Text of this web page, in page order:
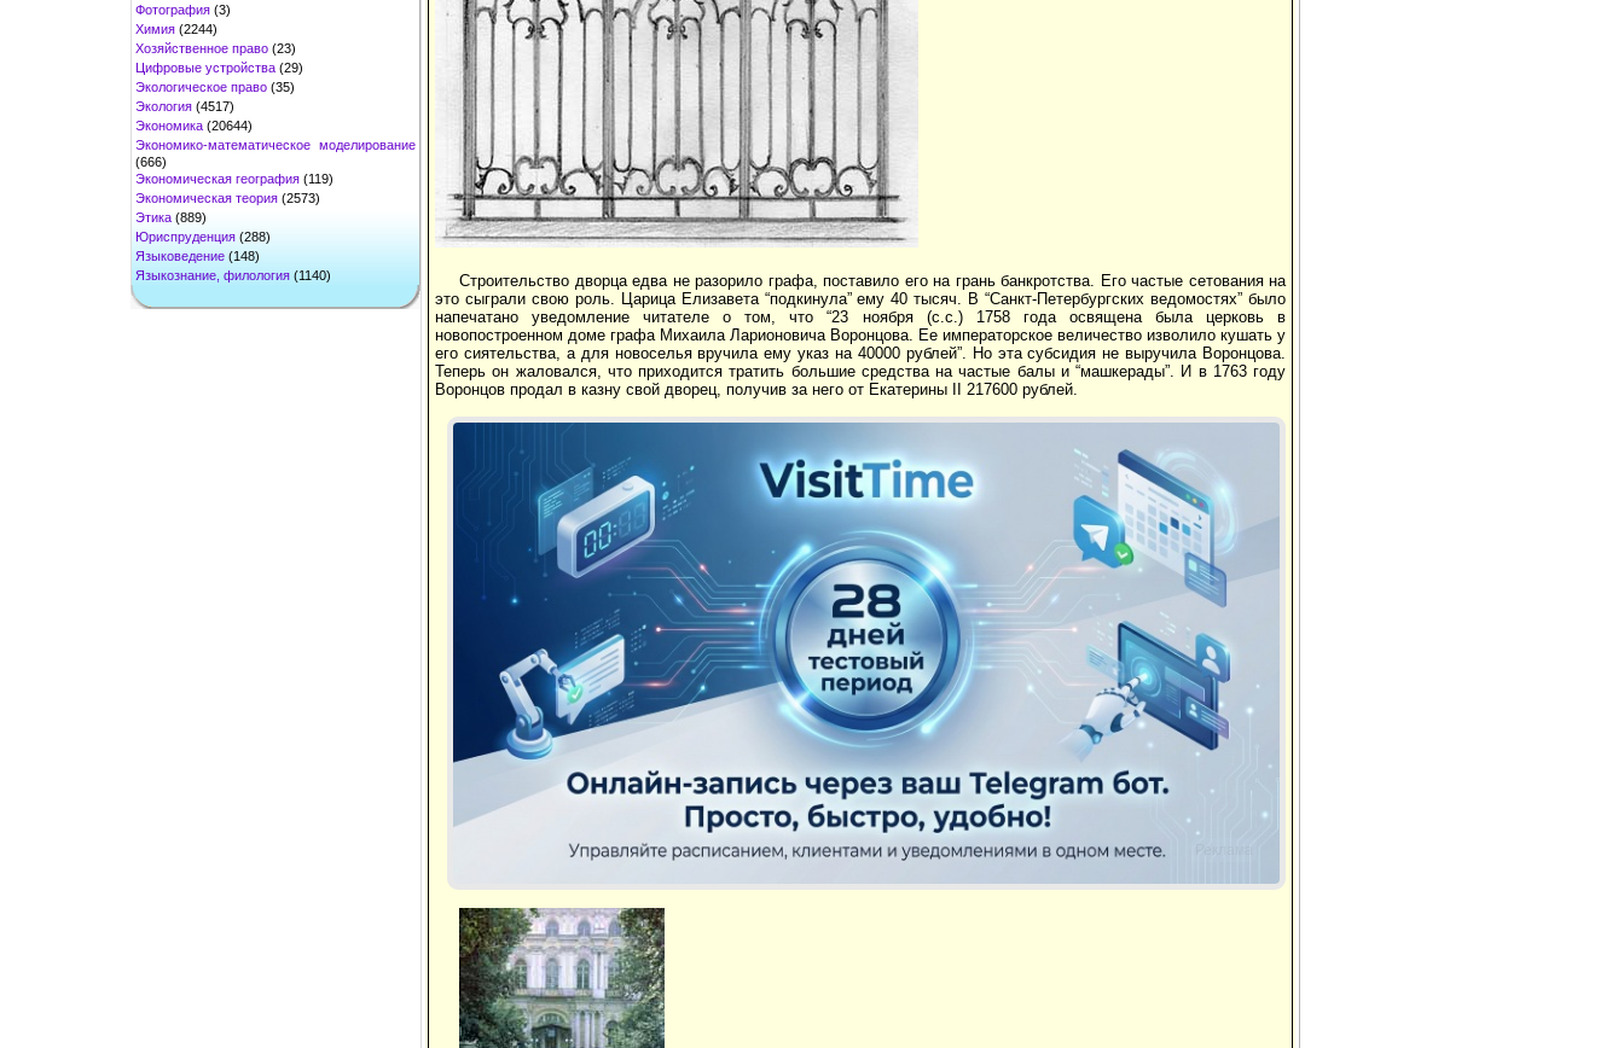
Фотография (3)
Химия (2244)
Хозяйственное право (23)
Цифровые устройства (29)
Экологическое право (35)
Экология (4517)
Экономика (20644)
Экономико-математическое моделирование
(666)
Экономическая география (119)
Экономическая теория (2573)
Этика (889)
Юриспруденция (288)
Языковедение (148)
Языкознание, филология (1140)
Строительство дворца едва не разорило графа, поставило его на грань банкротства. Его частые сетования на
это сыграли свою роль. Царица Елизавета “подкинула” ему 40 тысяч. В “Санкт-Петербургских ведомостях” было
напечатано уведомление читателе о том, что “23 ноября (с.с.) 1758 года освящена была церковь в
новопостроенном доме графа Михаила Ларионовича Воронцова. Ее императорское величество изволило кушать у
его сиятельства, а для новоселья вручила ему указ на 40000 рублей”. Но эта субсидия не выручила Воронцова.
Теперь он жаловался, что приходится тратить большие средства на частые балы и “машкерады”. И в 1763 году
Воронцов продал в казну свой дворец, получив за него от Екатерины II 217600 рублей.